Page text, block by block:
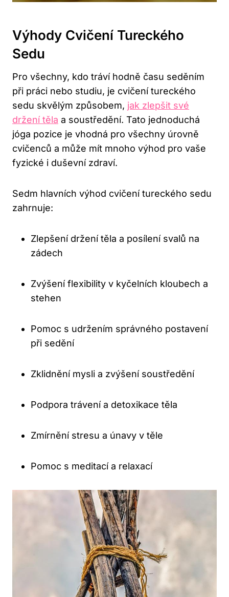
Výhody Cvičení Tureckého‌
Sedu
Pro ​všechny, ​kdo ​tráví hodně času seděním
při práci nebo studiu,‍ je cvičení tureckého
sedu ‌skvělým⁣ způsobem, ‌ jak ⁤zlepšit své
držení těla a soustředění. Tato jednoduchá
jóga ⁣pozice je vhodná ‍pro⁣ všechny ‍úrovně⁢
cvičenců a ‌může‍ mít‍ mnoho⁣ výhod pro vaše
fyzické i duševní zdraví.
Sedm hlavních výhod cvičení ‌tureckého ⁤sedu
⁢zahrnuje:
Zlepšení​ držení těla a posílení ⁣svalů na
zádech
Zvýšení flexibility ​v kyčelních kloubech a
stehen
Pomoc ​s udržením správného postavení
při sedění
Zklidnění mysli a zvýšení soustředění
Podpora ⁢trávení a detoxikace těla
Zmírnění stresu a​ únavy ⁤v těle
Pomoc s meditací ⁢a⁤ relaxací